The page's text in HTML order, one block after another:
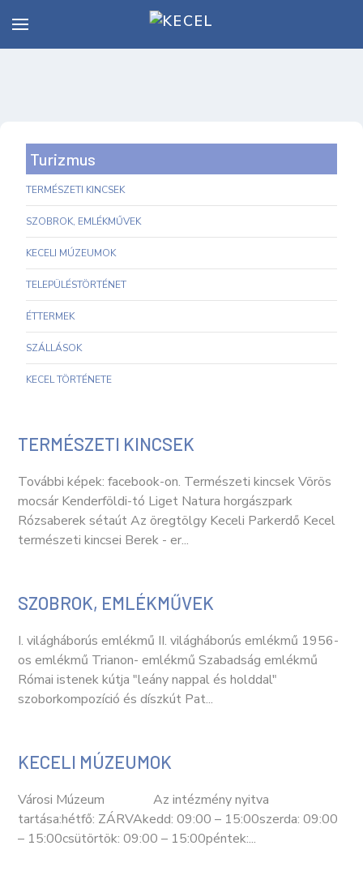
Turizmus
TERMÉSZETI KINCSEK
SZOBROK, EMLÉKMŰVEK
KECELI MÚZEUMOK
TELEPÜLÉSTÖRTÉNET
ÉTTERMEK
SZÁLLÁSOK
KECEL TÖRTÉNETE
TERMÉSZETI KINCSEK
További képek: facebook-on. Természeti kincsek Vörös
mocsár Kenderföldi-tó Liget Natura horgászpark
Rózsaberek sétaút Az öregtölgy Keceli Parkerdő Kecel
természeti kincsei Berek - er...
SZOBROK, EMLÉKMŰVEK
I. világháborús emlékmű II. világháborús emlékmű 1956-
os emlékmű Trianon- emlékmű Szabadság emlékmű
Római istenek kútja "leány nappal és holddal"
szoborkompozíció és díszkút Pat...
KECELI MÚZEUMOK
Városi Múzeum Az intézmény nyitva
tartása:hétfő: ZÁRVAkedd: 09:00 – 15:00szerda: 09:00
– 15:00csütörtök: 09:00 – 15:00péntek:...